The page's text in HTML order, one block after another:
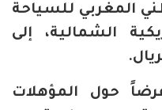
المغربي للسياحة
الشمالية، إلى
حول المؤهلات